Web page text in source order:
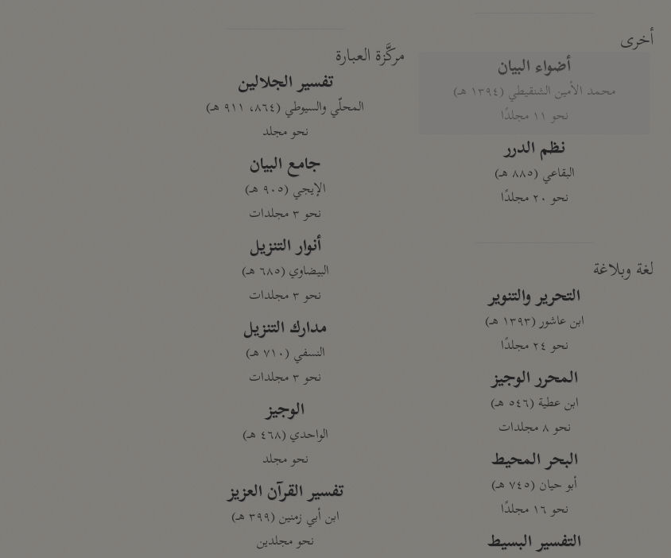
أخرى
أضواء البيان
محمد الأمين الشنقيطي (١٣٩٤ هـ)
نحو ١١ مجلدًا
نظم الدرر
البقاعي (٨٨٥ هـ)
نحو ٢٠ مجلدًا
لغة وبلاغة
التحرير والتنوير
ابن عاشور (١٣٩٣ هـ)
نحو ٢٤ مجلدًا
المحرر الوجيز
ابن عطية (٥٤٦ هـ)
نحو ٨ مجلدات
البحر المحيط
أبو حيان (٧٤٥ هـ)
نحو ١٦ مجلدًا
التفسير البسيط
مركَّزة العبارة
تفسير الجلالين
المحلّي والسيوطي (٨٦٤، ٩١١ هـ)
نحو مجلد
جامع البيان
الإيجي (٩٠٥ هـ)
نحو ٣ مجلدات
أنوار التنزيل
البيضاوي (٦٨٥ هـ)
نحو ٣ مجلدات
مدارك التنزيل
النسفي (٧١٠ هـ)
نحو ٣ مجلدات
الوجيز
الواحدي (٤٦٨ هـ)
نحو مجلد
تفسير القرآن العزيز
ابن أبي زمنين (٣٩٩ هـ)
نحو مجلدين